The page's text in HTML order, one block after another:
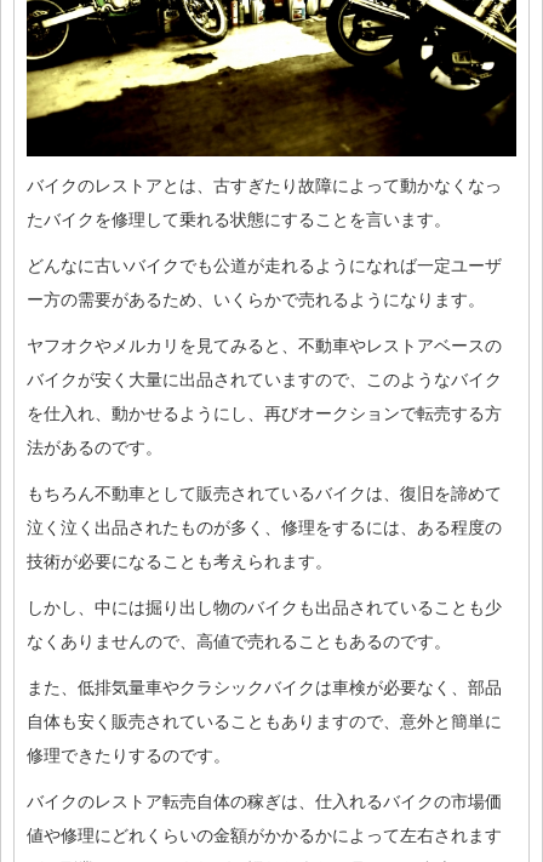
バイクのレストアとは、古すぎたり故障によって動かなくなっ
たバイクを修理して乗れる状態にすることを言います。
どんなに古いバイクでも公道が走れるようになれば一定ユーザ
ー方の需要があるため、いくらかで売れるようになります。
ヤフオクやメルカリを見てみると、不動車やレストアベースの
バイクが安く大量に出品されていますので、このようなバイク
を仕入れ、動かせるようにし、再びオークションで転売する方
法があるのです。
もちろん不動車として販売されているバイクは、復旧を諦めて
泣く泣く出品されたものが多く、修理をするには、ある程度の
技術が必要になることも考えられます。
しかし、中には掘り出し物のバイクも出品されていることも少
なくありませんので、高値で売れることもあるのです。
また、低排気量車やクラシックバイクは車検が必要なく、部品
自体も安く販売されていることもありますので、意外と簡単に
修理できたりするのです。
バイクのレストア転売自体の稼ぎは、仕入れるバイクの市場価
値や修理にどれくらいの金額がかかるかによって左右されます